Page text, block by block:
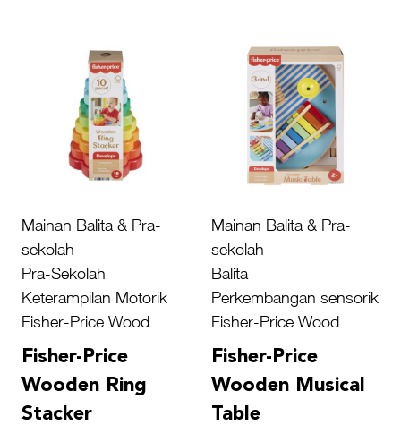
Mainan Balita & Pra-
sekolah
Pra-Sekolah
Keterampilan Motorik
Fisher-Price Wood
Fisher-Price
Wooden Ring
Stacker
Mainan Balita & Pra-
sekolah
Balita
Perkembangan sensorik
Fisher-Price Wood
Fisher-Price
Wooden Musical
Table